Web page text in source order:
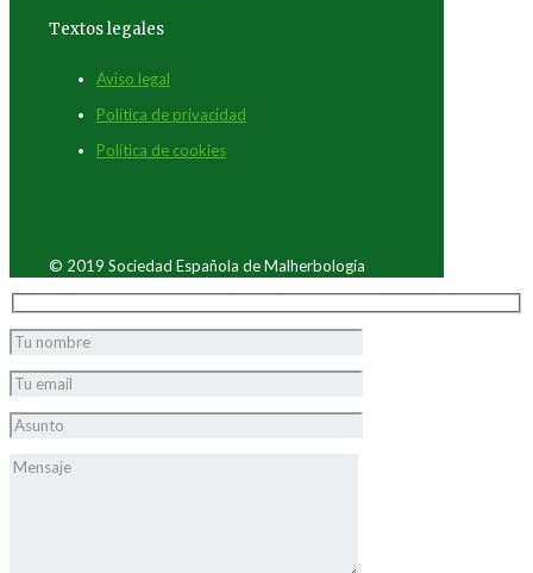
Textos legales
Aviso legal
Política de privacidad
Política de cookies
© 2019 Sociedad Española de Malherbología